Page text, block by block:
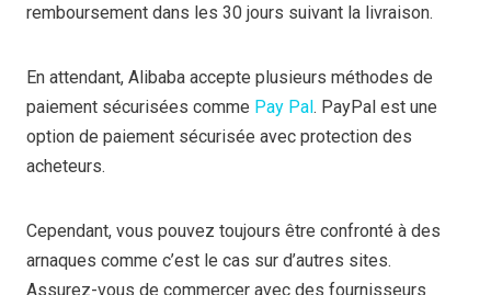
remboursement dans les 30 jours suivant la livraison.
En attendant, Alibaba accepte plusieurs méthodes de
paiement sécurisées comme Pay Pal. PayPal est une
option de paiement sécurisée avec protection des
acheteurs.
Cependant, vous pouvez toujours être confronté à des
arnaques comme c’est le cas sur d’autres sites.
Assurez-vous de commercer avec des fournisseurs